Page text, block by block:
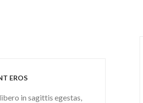
EROS
in sagittis egestas,